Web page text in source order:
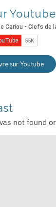
Youtube
sur Youtube